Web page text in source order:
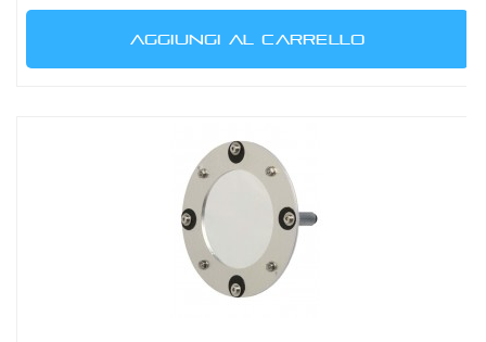
AGGIUNGI AL CARRELLO